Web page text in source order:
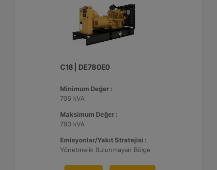
C18 | DE780E0
Minimum Değer :
706 kVA
Maksimum Değer :
780 kVA
Emisyonlar/Yakıt Stratejisi :
Yönetmelik Bulunmayan Bölge